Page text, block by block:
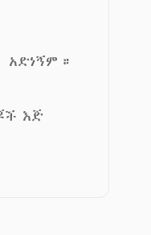
አድነኝም።
እጅ